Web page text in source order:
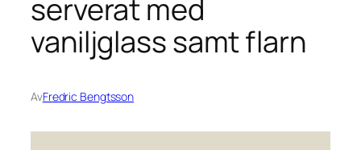
serverat med
vaniljglass samt flarn
AvFredric Bengtsson